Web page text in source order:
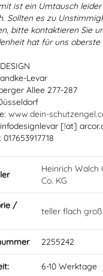
ist ein Umtausch
Sollten es zu
bitte kontaktieren Sie
hat für uns oberste
Levar
Allee 277-287
www.dein-
[!at]
Heinrich Walch
Co. KG
/
teller flach groß
2255242
6-10 Werktage